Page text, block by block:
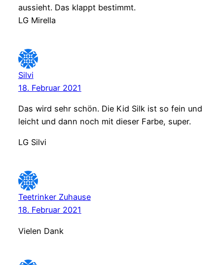
aussieht. Das klappt bestimmt.
LG Mirella
Silvi
18. Februar 2021
Das wird sehr schön. Die Kid Silk ist so fein und
leicht und dann noch mit dieser Farbe, super.
LG Silvi
Teetrinker Zuhause
18. Februar 2021
Vielen Dank